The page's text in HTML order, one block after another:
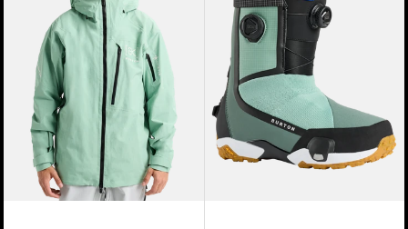
Produkten
GORE‑TEX
Jacke
Herren
Step On®
Snowboardboots
Herren